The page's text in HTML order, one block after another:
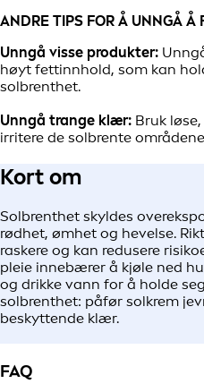
ANDRE TIPS FOR Å UNNGÅ Å
Unngå visse produkter:
høyt fettinnhold, som kan
solbrenthet.
Unngå trange klær: Bruk
irritere de solbrente
Kort om
Solbrenthet skyldes
rødhet, ømhet og hevelse.
raskere og kan redusere
pleie innebærer å kjøle ned
og drikke vann for å holde
solbrenthet: påfør solkrem
beskyttende klær.
FAQ